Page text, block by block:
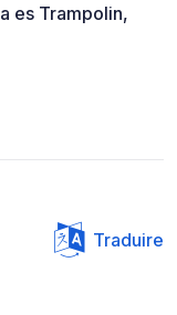
es Trampolin,
Traduire